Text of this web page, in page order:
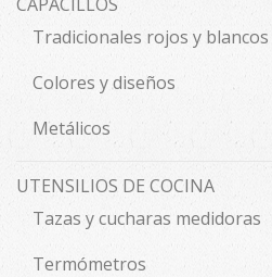
Tradicionales rojos y blancos
Colores y diseños
Metálicos
UTENSILIOS DE COCINA
Tazas y cucharas medidoras
Termómetros